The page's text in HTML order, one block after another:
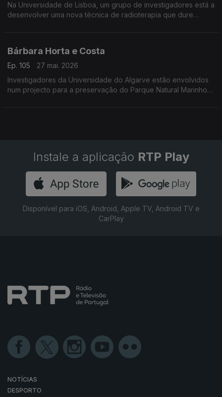
Na Universidade de Lisboa, um grupo de investigadores está a
desenvolver uma nova técnica de radioterapia que dure
Bárbara Horta e Costa
Ep. 105
27 mai. 2026
Investigadores da Universidade do Algarve estão envolvidos
num projecto para a preservação do Parque Natural Marinho
Instale a aplicação RTP Play
Disponível para iOS, Android, Apple TV, Android TV e
CarPlay
NOTÍCIAS
DESPORTO